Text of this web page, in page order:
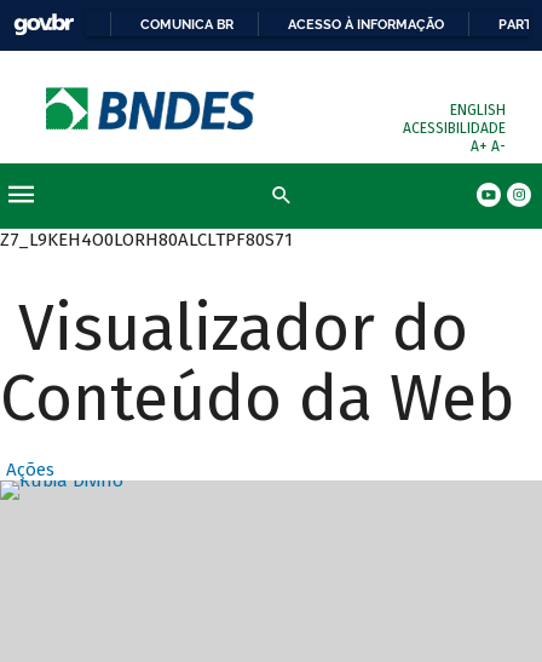
COMUNICA BR ACESSO À INFORMAÇÃO
ENGLISH
ACESSIBILIDADE
A+ A-
Z7_L9KEH4O0LORH80ALCLTPF80S71
Visualizador do
Conteúdo da Web
Ações
Destaques